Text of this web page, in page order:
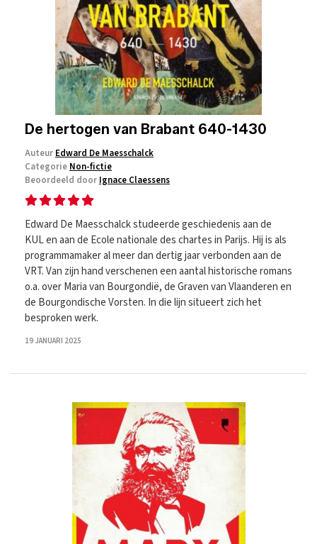
De hertogen van Brabant 640-1430
Auteur Edward De Maesschalck
Categorie Non-fictie
Beoordeeld door Ignace Claessens
Edward De Maesschalck studeerde geschiedenis aan de
KUL en aan de Ecole nationale des chartes in Parijs. Hij is als
programmamaker al meer dan dertig jaar verbonden aan de
VRT. Van zijn hand verschenen een aantal historische romans
o.a. over Maria van Bourgondië, de Graven van Vlaanderen en
de Bourgondische Vorsten. In die lijn situeert zich het
besproken werk.
19 JANUARI 2025